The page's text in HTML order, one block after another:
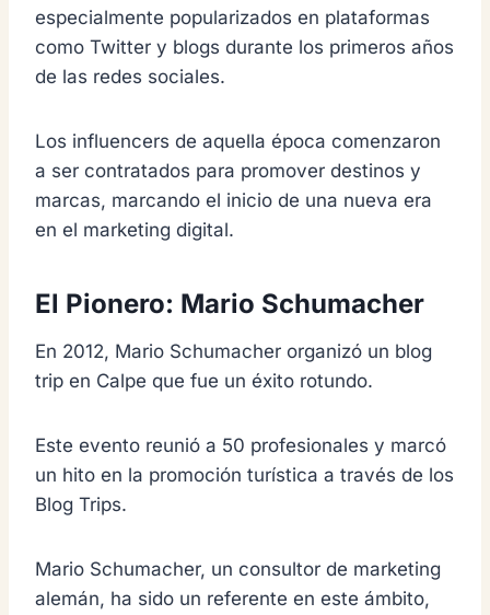
especialmente popularizados en plataformas
como Twitter y blogs durante los primeros años
de las redes sociales.
Los influencers de aquella época comenzaron
a ser contratados para promover destinos y
marcas, marcando el inicio de una nueva era
en el marketing digital.
El Pionero: Mario Schumacher
En 2012, Mario Schumacher organizó un blog
trip en Calpe que fue un éxito rotundo.
Este evento reunió a 50 profesionales y marcó
un hito en la promoción turística a través de los
Blog Trips.
Mario Schumacher, un consultor de marketing
alemán, ha sido un referente en este ámbito,